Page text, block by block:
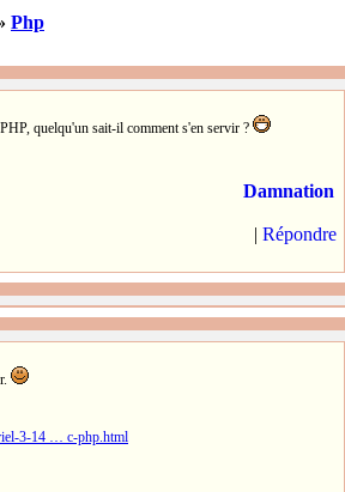
Php
quelqu'un sait-il comment s'en servir ?
Damnation
| Répondre
3-14 … c-php.html